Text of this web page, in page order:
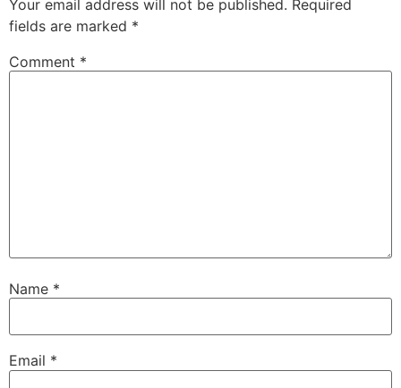
Your email address will not be published. Required
fields are marked *
Comment *
Name *
Email *